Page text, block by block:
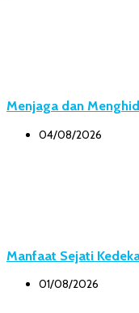
Menjaga dan
04/08/2026
Manfaat Sejati
01/08/2026